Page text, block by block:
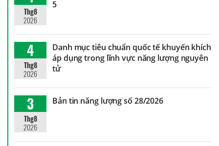
Thg8
2026
5
4
Thg8
2026
Danh mục tiêu chuẩn quốc tế khuyến khích
áp dụng trong lĩnh vực năng lượng nguyên
tử
3
Thg8
2026
Bản tin năng lượng số 28/2026